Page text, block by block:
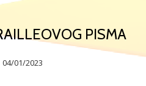
PISMA
04/01/2023